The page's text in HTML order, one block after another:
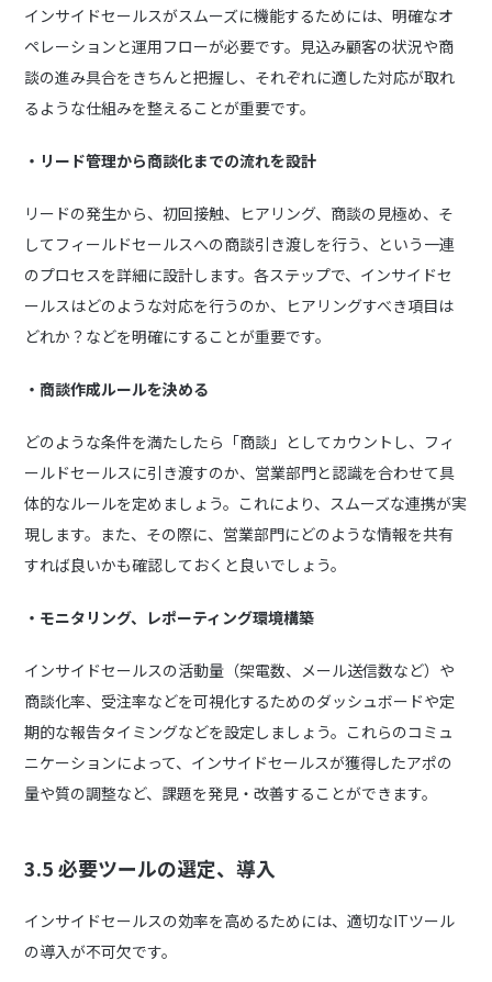
インサイドセールスがスムーズに機能するためには、明確なオ
ペレーションと運用フローが必要です。見込み顧客の状況や商
談の進み具合をきちんと把握し、それぞれに適した対応が取れ
るような仕組みを整えることが重要です。
・リード管理から商談化までの流れを設計
リードの発生から、初回接触、ヒアリング、商談の見極め、そ
してフィールドセールスへの商談引き渡しを行う、という一連
のプロセスを詳細に設計します。各ステップで、インサイドセ
ールスはどのような対応を行うのか、ヒアリングすべき項目は
どれか？などを明確にすることが重要です。
・商談作成ルールを決める
どのような条件を満たしたら「商談」としてカウントし、フィ
ールドセールスに引き渡すのか、営業部門と認識を合わせて具
体的なルールを定めましょう。これにより、スムーズな連携が実
現します。また、その際に、営業部門にどのような情報を共有
すれば良いかも確認しておくと良いでしょう。
・モニタリング、レポーティング環境構築
インサイドセールスの活動量（架電数、メール送信数など）や
商談化率、受注率などを可視化するためのダッシュボードや定
期的な報告タイミングなどを設定しましょう。これらのコミュ
ニケーションによって、インサイドセールスが獲得したアポの
量や質の調整など、課題を発見・改善することができます。
3.5 必要ツールの選定、導入
インサイドセールスの効率を高めるためには、適切なITツール
の導入が不可欠です。